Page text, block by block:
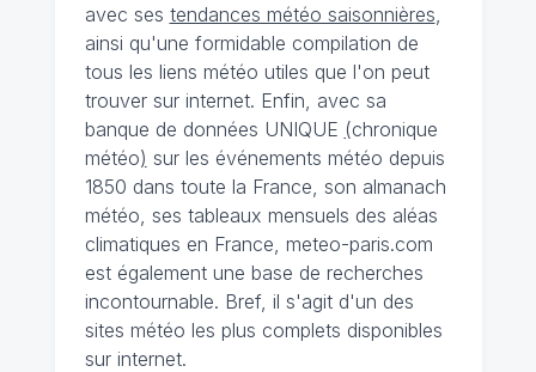
avec ses tendances météo saisonnières
ainsi qu'une formidable compilation de
tous les liens météo utiles que l'on peut
trouver sur internet. Enfin, avec sa
banque de données UNIQUE (chronique
météo) sur les événements météo depuis
1850 dans toute la France, son almanach
météo, ses tableaux mensuels des aléas
climatiques en France, meteo-paris.com
est également une base de recherches
incontournable. Bref, il s'agit d'un des
sites météo les plus complets disponibles
sur internet.